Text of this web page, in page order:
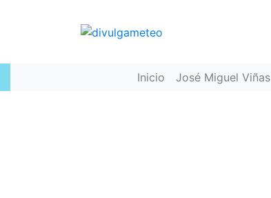
Inicio José Miguel Viñas